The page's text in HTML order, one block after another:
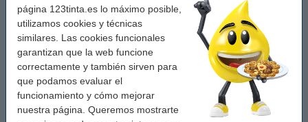
página 123tinta.es lo máximo posible,
utilizamos cookies y técnicas
similares. Las cookies funcionales
garantizan que la web funcione
correctamente y también sirven para
que podamos evaluar el
funcionamiento y cómo mejorar
nuestra página. Queremos mostrarte
T2060
T2070
T2133